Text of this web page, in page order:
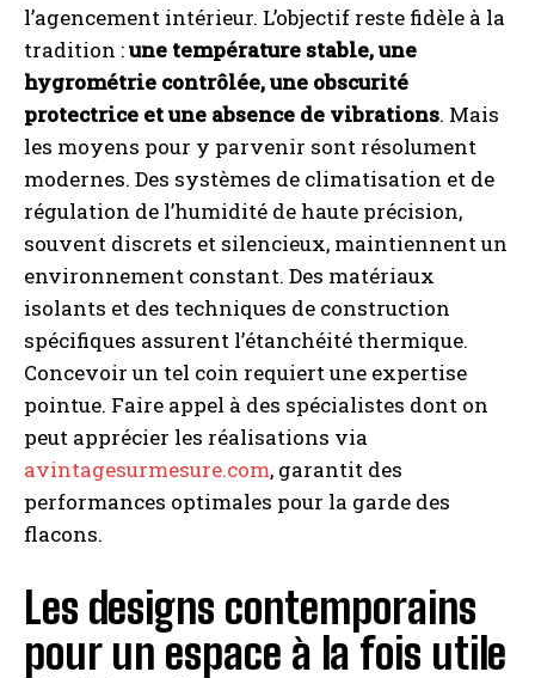
l’agencement intérieur. L’objectif reste fidèle à la
tradition :une température stable, une
hygrométrie contrôlée, une obscurité
protectrice et une absence de vibrations. Mais
les moyens pour y parvenir sont résolument
modernes. Des systèmes de climatisation et de
régulation de l’humidité de haute précision,
souvent discrets et silencieux, maintiennent un
environnement constant. Des matériaux
isolants et des techniques de construction
spécifiques assurent l’étanchéité thermique.
Concevoir un tel coin requiert une expertise
pointue. Faire appel à des spécialistes dont on
peut apprécier les réalisations via
avintagesurmesure.com, garantit des
performances optimales pour la garde des
flacons.
Les designs contemporains
pour un espace à la fois utile